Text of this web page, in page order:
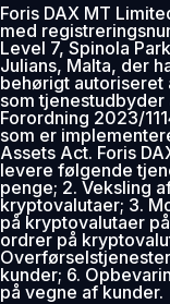
Foris DAX MT
med
Level 7, Spinola
Julians, Malta, der
behørigt autoriseret
som
Forordning 2023/
som er
Assets Act. Foris
levere følgende
penge; 2. Veksling
kryptovalutaer; 3.
på kryptovalutaer
ordrer på
kunder; 6.
på vegne af kunder.